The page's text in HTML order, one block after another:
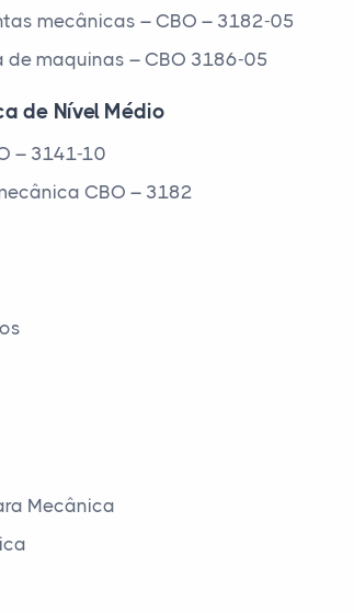
mecânicas – CBO – 3182-05
maquinas – CBO 3186-05
de Nível Médio
– 3141-10
CBO – 3182
Mecânica